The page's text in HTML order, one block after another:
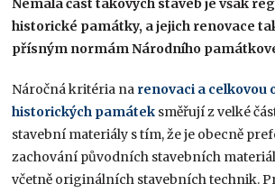
Nemalá část takových staveb je však
historické památky, a jejich renovace
přísným normám Národního
Náročná kritéria na renovaci a celkovou
historických památek směřují z velké
stavební materiály s tím, že je obecně
zachování původních stavebních
včetně originálních stavebních technik.